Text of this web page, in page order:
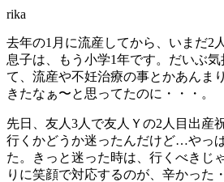
rika
去年の1月に流産してから、いまだ2
息子は、もう小学1年です。だいぶ
て、流産や不妊治療の事とかあんま
きたなぁ〜と思ってたのに・・・。
先日、友人3人で友人Ｙの2人目出産
行くかどうか迷ったんだけど…やっ
た。きっと迷った時は、行くべきじ
りに笑顔で対応するのが、辛かった